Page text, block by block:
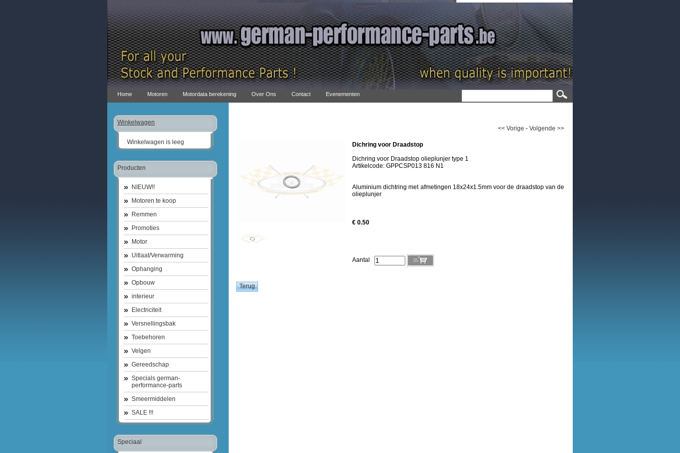
Home Motoren Motordata berekening Over Ons Contact Evenementen
Winkelwagen
Winkelwagen is leeg
Producten
NIEUW!!
Motoren te koop
Remmen
Promoties
Motor
Uitlaat/Verwarming
Ophanging
Opbouw
interieur
Electriciteit
Versnellingsbak
Toebehoren
Velgen
Gereedschap
Specials german-
performance-parts
Smeermiddelen
SALE !!!
Speciaal
<< Vorige - Volgende >>
Dichring voor Draadstop
Dichring voor Draadstop olieplunjer type 1
Artikelcode: GPPCSP013 816 N1
Aluminium dichtring met afmetingen 18x24x1.5mm voor de draadstop van de
olieplunjer
€ 0.50
Aantal